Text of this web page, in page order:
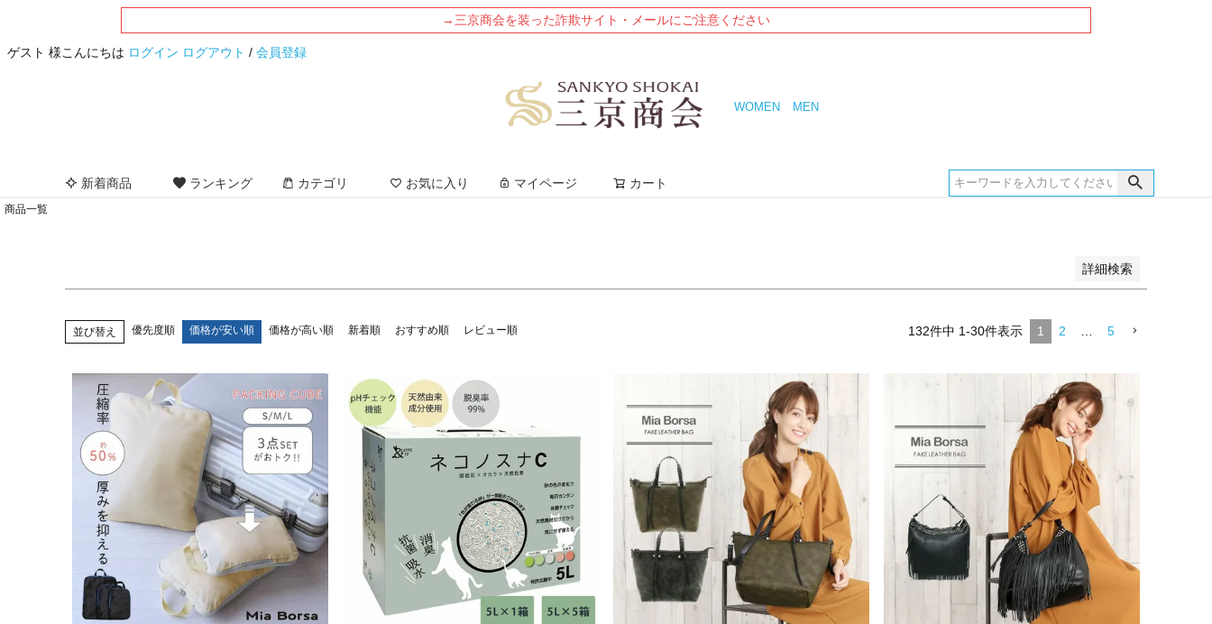
→三京商会を装った詐欺サイト・メールにご注意ください
ゲスト 様こんにちは ログイン ログアウト / 会員登録
WOMEN MEN
新着商品 ランキング カテゴリ お気に入り マイページ カート
商品一覧
詳細検索
サイズ
指定なし
S(7号) M(9号) L(11号)
並び替え 優先度順 価格が安い順 価格が高い順 新着順 おすすめ順 レビュー順 132件中 1-30件表示 1 2 … 5